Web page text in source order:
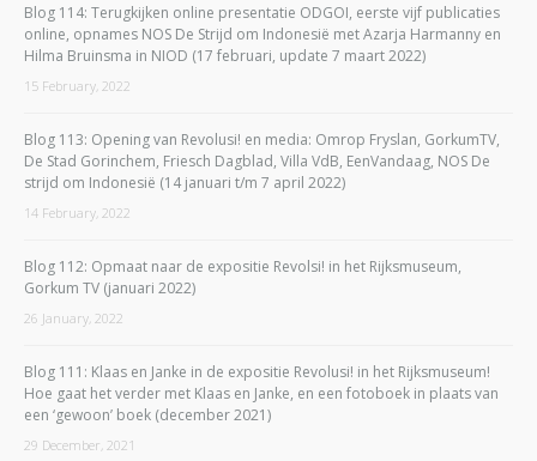
Blog 114: Terugkijken online presentatie ODGOI, eerste vijf publicaties
online, opnames NOS De Strijd om Indonesië met Azarja Harmanny en
Hilma Bruinsma in NIOD (17 februari, update 7 maart 2022)
15 February, 2022
Blog 113: Opening van Revolusi! en media: Omrop Fryslan, GorkumTV,
De Stad Gorinchem, Friesch Dagblad, Villa VdB, EenVandaag, NOS De
strijd om Indonesië (14 januari t/m 7 april 2022)
14 February, 2022
Blog 112: Opmaat naar de expositie Revolsi! in het Rijksmuseum,
Gorkum TV (januari 2022)
26 January, 2022
Blog 111: Klaas en Janke in de expositie Revolusi! in het Rijksmuseum!
Hoe gaat het verder met Klaas en Janke, en een fotoboek in plaats van
een ‘gewoon’ boek (december 2021)
29 December, 2021